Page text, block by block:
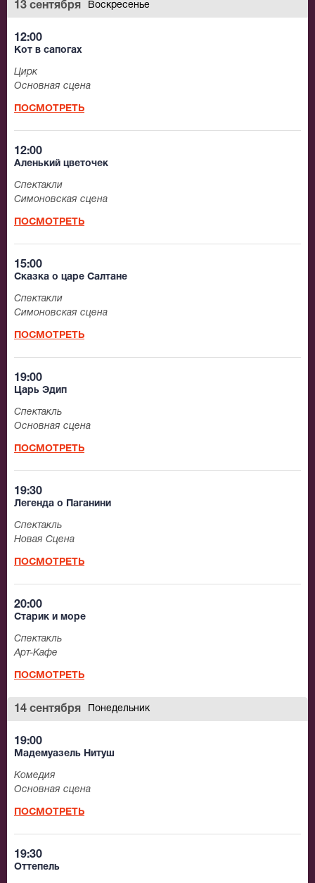
13 сентября Воскресенье
12:00
Кот в сапогах
Цирк
Основная сцена
ПОСМОТРЕТЬ
12:00
Аленький цветочек
Спектакли
Симоновская сцена
ПОСМОТРЕТЬ
15:00
Сказка о царе Салтане
Спектакли
Симоновская сцена
ПОСМОТРЕТЬ
19:00
Царь Эдип
Спектакль
Основная сцена
ПОСМОТРЕТЬ
19:30
Легенда о Паганини
Спектакль
Новая Сцена
ПОСМОТРЕТЬ
20:00
Старик и море
Спектакль
Арт-Кафе
ПОСМОТРЕТЬ
14 сентября Понедельник
19:00
Мадемуазель Нитуш
Комедия
Основная сцена
ПОСМОТРЕТЬ
19:30
Оттепель